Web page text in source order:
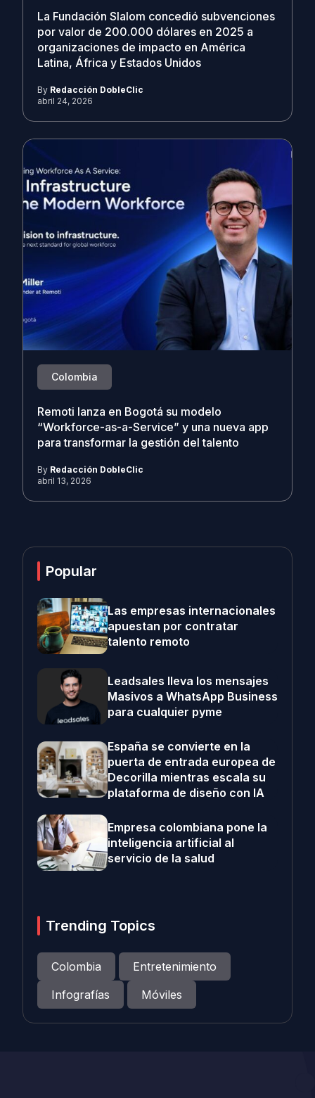
La Fundación Slalom concedió subvenciones
por valor de 200.000 dólares en 2025 a
organizaciones de impacto en América
Latina, África y Estados Unidos
By Redacción DobleClic
abril 24, 2026
Colombia
Remoti lanza en Bogotá su modelo
“Workforce-as-a-Service” y una nueva app
para transformar la gestión del talento
By Redacción DobleClic
abril 13, 2026
Popular
Las empresas internacionales
apuestan por contratar
talento remoto
Leadsales lleva los mensajes
Masivos a WhatsApp Business
para cualquier pyme
España se convierte en la
puerta de entrada europea de
Decorilla mientras escala su
plataforma de diseño con IA
Empresa colombiana pone la
inteligencia artificial al
servicio de la salud
Trending Topics
Colombia
Entretenimiento
Infografías
Móviles